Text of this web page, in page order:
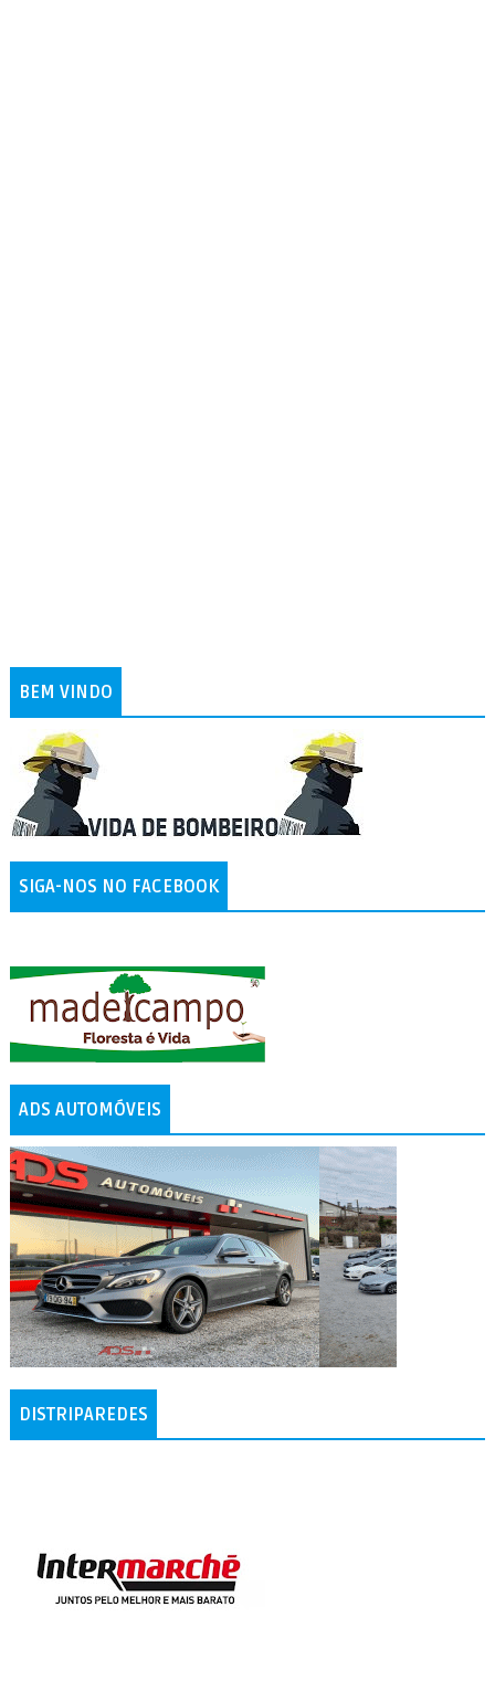
BEM VINDO
SIGA-NOS NO FACEBOOK
ADS AUTOMÓVEIS
DISTRIPAREDES